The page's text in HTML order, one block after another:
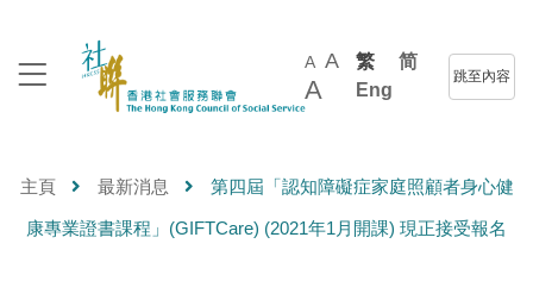
A A
A
繁
简
Eng
跳至內容
主頁 最新消息 第四屆「認知障礙症家庭照顧者身心健
康專業證書課程」(GIFTCare) (2021年1月開課) 現正接受報名